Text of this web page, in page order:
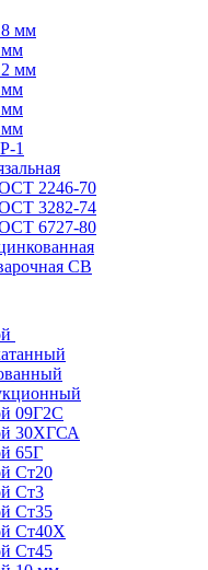
мм
мм
мм
мм
мм
мм
1
2246-70
3282-74
6727-80
СВ
09Г2С
30ХГСА
65Г
Ст20
Ст3
Ст35
Ст40Х
Ст45